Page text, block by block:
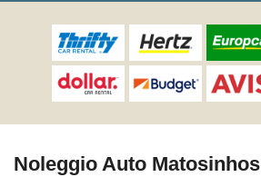
Noleggio Auto Matosinhos